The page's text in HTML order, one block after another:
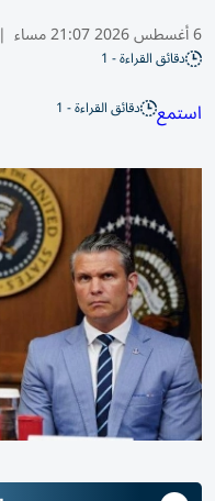
6 أغسطس 2026 21:07 مساء |
دقائق القراءة - 1
استمع دقائق القراءة - 1